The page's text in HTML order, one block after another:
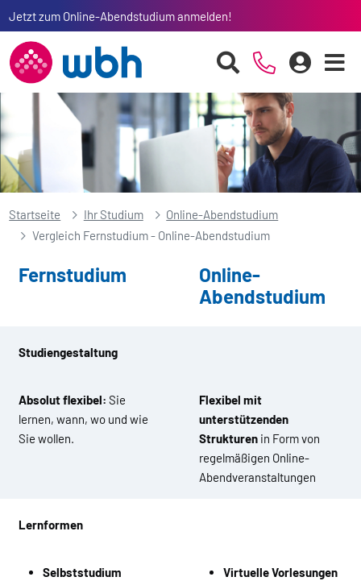
Jetzt zum Online-Abendstudium anmelden!
Startseite Ihr Studium
Online-Abendstudium
Vergleich Fernstudium - Online-Abendstudium
Fernstudium
Online-
Abendstudium
Studiengestaltung
Absolut flexibel: Sie
lernen, wann, wo und wie
Sie wollen.
Flexibel mit
unterstützenden
Strukturenin Form von
regelmäßigen Online-
Abendveranstaltungen
Lernformen
Selbststudium
Virtuelle Vorlesungen